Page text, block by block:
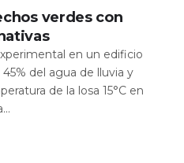
verdes con
en un edificio
del agua de lluvia y
de la losa 15°C en